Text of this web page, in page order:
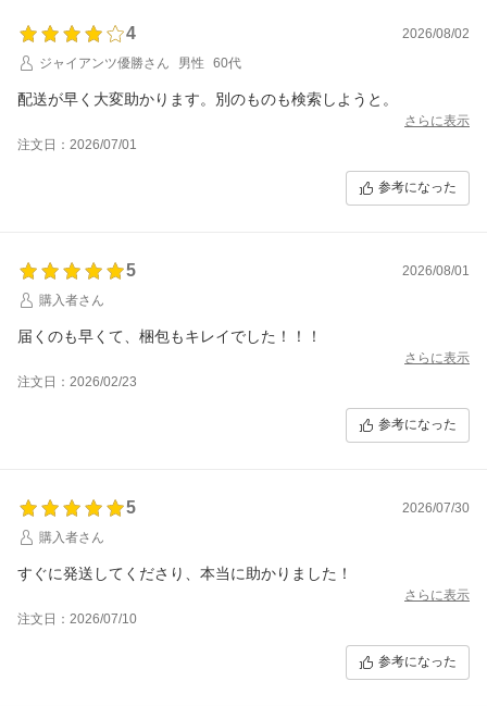
4
2026/08/02
ジャイアンツ優勝さん
男性 60代
配送が早く大変助かります。別のものも検索しようと。
さらに表示
注文日：2026/07/01
参考になった
5
2026/08/01
購入者さん
届くのも早くて、梱包もキレイでした！！！
さらに表示
注文日：2026/02/23
参考になった
5
2026/07/30
購入者さん
すぐに発送してくださり、本当に助かりました！
さらに表示
注文日：2026/07/10
参考になった